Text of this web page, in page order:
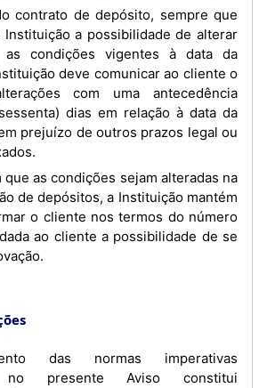
Instituição a possibilidade de alterar
as condições vigentes à data da
deve comunicar ao cliente o
com uma antecedência
dias em relação à data da
prejuízo de outros prazos legal ou
de depósitos, a Instituição mantém
o cliente nos termos do número
ao cliente a possibilidade de se
das normas imperativas
no presente Aviso constitui